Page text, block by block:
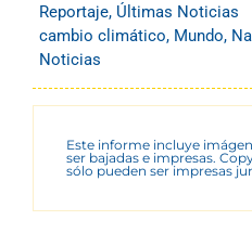
Reportaje, Últimas Noticias
cambio climático, Mundo,
Noticias
Este informe incluye
ser bajadas e impresas.
sólo pueden ser impresas